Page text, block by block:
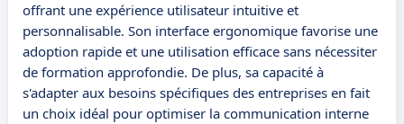
offrant une expérience utilisateur intuitive et
personnalisable. Son interface ergonomique favorise une
adoption rapide et une utilisation efficace sans nécessiter
de formation approfondie. De plus, sa capacité à
s'adapter aux besoins spécifiques des entreprises en fait
un choix idéal pour optimiser la communication interne